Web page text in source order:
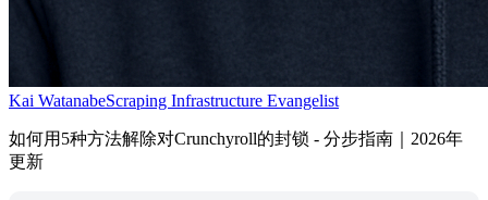
Kai WatanabeScraping Infrastructure Evangelist
如何用5种方法解除对Crunchyroll的封锁 - 分步指南｜2026年
更新